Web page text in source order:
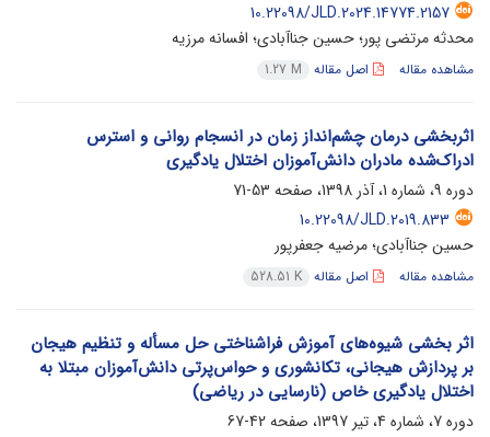
10.22098/JLD.2024.14774.2157
محدثه مرتضی پور؛ حسین جناآبادی؛ افسانه مرزیه
مشاهده مقاله اصل مقاله 1.27 M
اثربخشی درمان چشم‌انداز زمان در انسجام روانی و استرس
ادراک‌شده مادران دانش‌آموزان اختلال یادگیری
دوره 9، شماره 1، آذر 1398، صفحه
53-71
10.22098/JLD.2019.833
حسین جناآبادی؛ مرضیه جعفرپور
مشاهده مقاله اصل مقاله 528.51 K
اثر بخشی شیوه‌های آموزش فراشناختی حل مسأله و تنظیم هیجان
بر پردازش هیجانی، تکانشوری و حواس‌پرتی دانش‌آموزان مبتلا به
اختلال یادگیری خاص (نارسایی در ریاضی)
دوره 7، شماره 4، تیر 1397، صفحه
42-67